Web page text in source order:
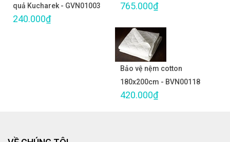
quả Kucharek - GVN01003
240.000₫
765.000₫
Bảo vệ nệm cotton
180x200cm - BVN00118
420.000₫